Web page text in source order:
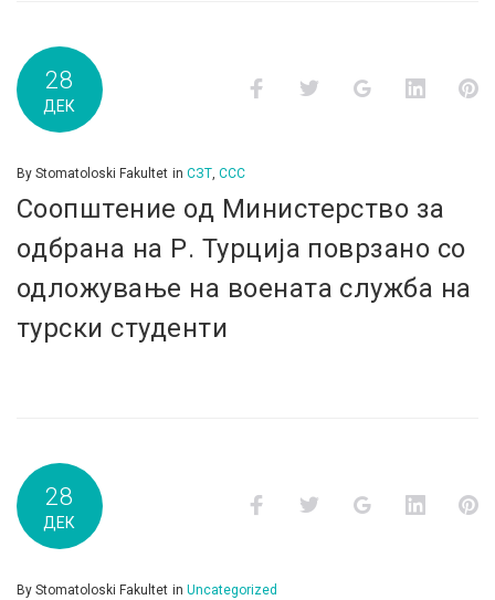
28
ДЕК
FacebookTwitter Google+
By Stomatoloski Fakultet in СЗТ, ССС
Соопштение од Министерство за
oдбрана на Р. Турција поврзано со
одложување на воената служба на
турски студенти
28
ДЕК
FacebookTwitter Google+
By Stomatoloski Fakultet in Uncategorized